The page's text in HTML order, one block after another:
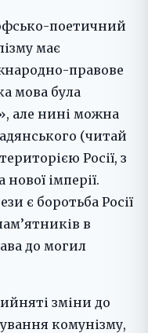
поетичний
має
правове
мова була
але нині можна
(читай
Росії, з
імперії.
є боротьба Росії
в
до могил
зміни до
комунізму,